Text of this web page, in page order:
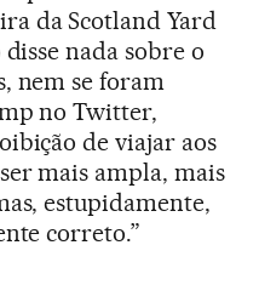
da Scotland Yard
nada sobre o
nem se foram
no Twitter,
de viajar aos
mais ampla, mais
estupidamente,
correto.”